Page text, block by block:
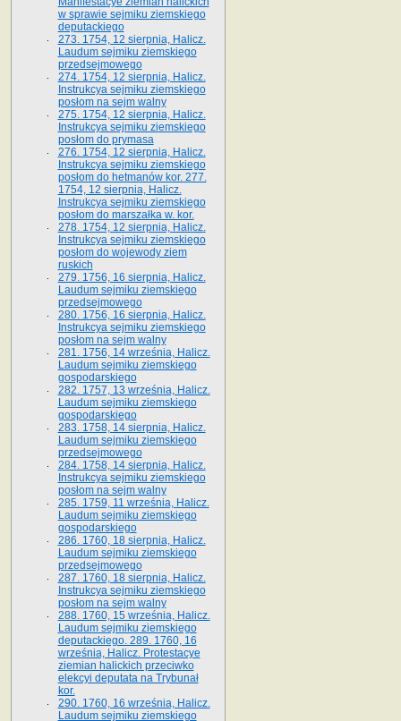
w sprawie sejmiku ziemskiego
deputackiego
273. 1754, 12 sierpnia, Halicz.
Laudum sejmiku ziemskiego
przedsejmowego
274. 1754, 12 sierpnia, Halicz.
Instrukcya sejmiku ziemskiego
posłom na sejm walny
275. 1754, 12 sierpnia, Halicz.
Instrukcya sejmiku ziemskiego
posłom do prymasa
276. 1754, 12 sierpnia, Halicz.
Instrukcya sejmiku ziemskiego
posłom do hetmanów kor. 277.
1754, 12 sierpnia, Halicz.
Instrukcya sejmiku ziemskiego
posłom do marszałka w. kor.
278. 1754, 12 sierpnia, Halicz.
Instrukcya sejmiku ziemskiego
posłom do wojewody ziem
ruskich
279. 1756, 16 sierpnia, Halicz.
Laudum sejmiku ziemskiego
przedsejmowego
280. 1756, 16 sierpnia, Halicz.
Instrukcya sejmiku ziemskiego
posłom na sejm walny
281. 1756, 14 września, Halicz.
Laudum sejmiku ziemskiego
gospodarskiego
282. 1757, 13 września, Halicz.
Laudum sejmiku ziemskiego
gospodarskiego
283. 1758, 14 sierpnia, Halicz.
Laudum sejmiku ziemskiego
przedsejmowego
284. 1758, 14 sierpnia, Halicz.
Instrukcya sejmiku ziemskiego
posłom na sejm walny
285. 1759, 11 września, Halicz.
Laudum sejmiku ziemskiego
gospodarskiego
286. 1760, 18 sierpnia, Halicz.
Laudum sejmiku ziemskiego
przedsejmowego
287. 1760, 18 sierpnia, Halicz.
Instrukcya sejmiku ziemskiego
posłom na sejm walny
288. 1760, 15 września, Halicz.
Laudum sejmiku ziemskiego
deputackiego. 289. 1760, 16
września, Halicz. Protestacye
ziemian halickich przeciwko
elekcyi deputata na Trybunał
kor.
290. 1760, 16 września, Halicz.
Laudum sejmiku ziemskiego